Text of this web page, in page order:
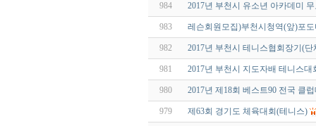
984 2017년 부천시 유소년 아카데미
983 레슨회원모집)부천시청역(앞)포
982 2017년 부천시 테니스협회장기(
981 2017년 부천시 지도자배 테니스대
980 2017년 제18회 베스트90 전국 클
979 제63회 경기도 체육대회(테니스)